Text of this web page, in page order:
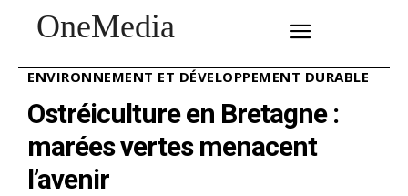
OneMedia
ENVIRONNEMENT ET DÉVELOPPEMENT DURABLE
Ostréiculture en Bretagne :
marées vertes menacent
l’avenir